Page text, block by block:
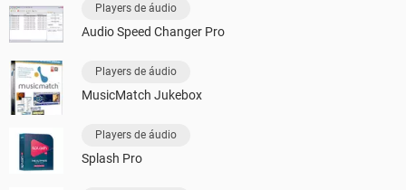
Players de áudio
Audio Speed Changer Pro
Players de áudio
MusicMatch Jukebox
Players de áudio
Splash Pro